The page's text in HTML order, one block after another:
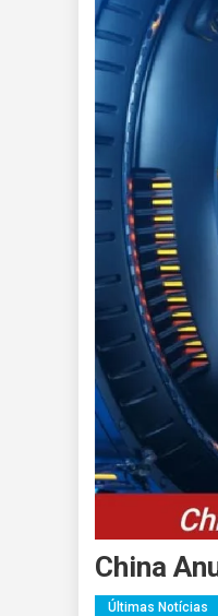
China
Últimas Notícias